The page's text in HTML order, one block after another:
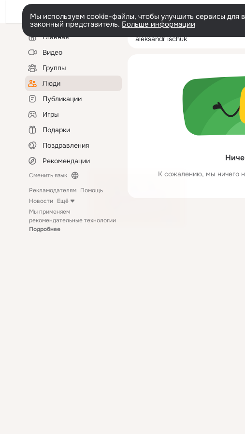
Мы используем cookie-файлы, чтобы улучшить сервисы для
законный представитель. Больше информации
Левая
колонкаГлавная
Видео
Группы
Люди
Публикации
Игры
Подарки
Поздравления
Рекомендации
Сменить язык
Рекламодателям Помощь
Новости Ещё
Мы применяем
рекомендательные технологии
Подробнее
aleksandr ischuk
К сожалению, мы ничего